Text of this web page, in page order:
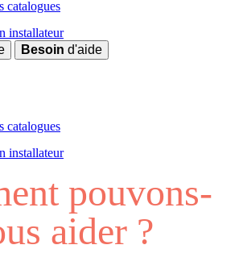
catalogues
installateur
Besoin d'aide
catalogues
installateur
pouvons-
aider ?